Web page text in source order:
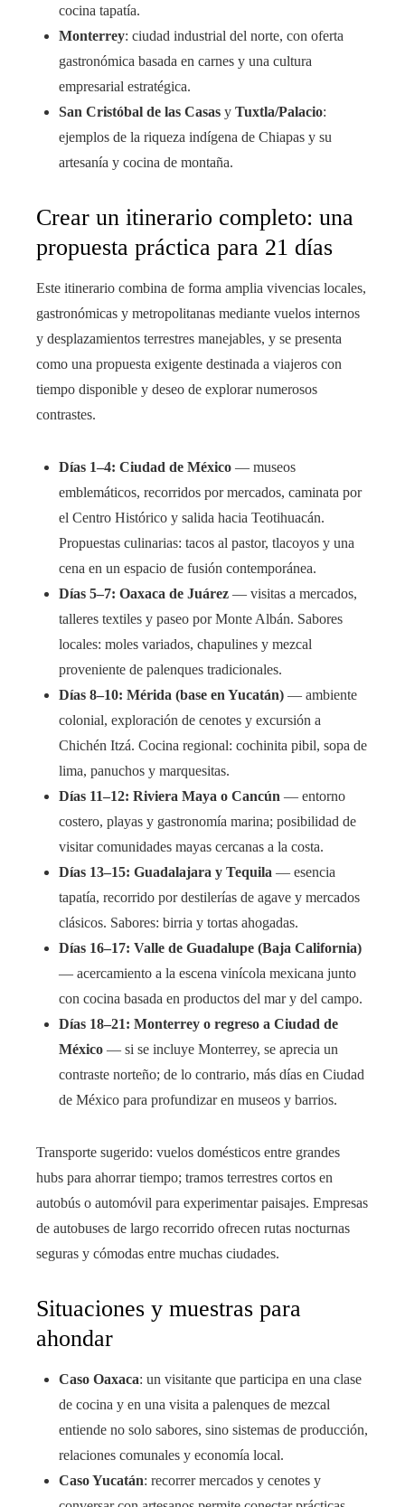
cocina tapatía.
Monterrey: ciudad industrial del norte, con oferta
gastronómica basada en carnes y una cultura
empresarial estratégica.
San Cristóbal de las Casas y Tuxtla/Palacio:
ejemplos de la riqueza indígena de Chiapas y su
artesanía y cocina de montaña.
Crear un itinerario completo: una
propuesta práctica para 21 días
Este itinerario combina de forma amplia vivencias locales,
gastronómicas y metropolitanas mediante vuelos internos
y desplazamientos terrestres manejables, y se presenta
como una propuesta exigente destinada a viajeros con
tiempo disponible y deseo de explorar numerosos
contrastes.
Días 1–4: Ciudad de México — museos
emblemáticos, recorridos por mercados, caminata por
el Centro Histórico y salida hacia Teotihuacán.
Propuestas culinarias: tacos al pastor, tlacoyos y una
cena en un espacio de fusión contemporánea.
Días 5–7: Oaxaca de Juárez — visitas a mercados,
talleres textiles y paseo por Monte Albán. Sabores
locales: moles variados, chapulines y mezcal
proveniente de palenques tradicionales.
Días 8–10: Mérida (base en Yucatán) — ambiente
colonial, exploración de cenotes y excursión a
Chichén Itzá. Cocina regional: cochinita pibil, sopa de
lima, panuchos y marquesitas.
Días 11–12: Riviera Maya o Cancún — entorno
costero, playas y gastronomía marina; posibilidad de
visitar comunidades mayas cercanas a la costa.
Días 13–15: Guadalajara y Tequila — esencia
tapatía, recorrido por destilerías de agave y mercados
clásicos. Sabores: birria y tortas ahogadas.
Días 16–17: Valle de Guadalupe (Baja California)
— acercamiento a la escena vinícola mexicana junto
con cocina basada en productos del mar y del campo.
Días 18–21: Monterrey o regreso a Ciudad de
México — si se incluye Monterrey, se aprecia un
contraste norteño; de lo contrario, más días en Ciudad
de México para profundizar en museos y barrios.
Transporte sugerido: vuelos domésticos entre grandes
hubs para ahorrar tiempo; tramos terrestres cortos en
autobús o automóvil para experimentar paisajes. Empresas
de autobuses de largo recorrido ofrecen rutas nocturnas
seguras y cómodas entre muchas ciudades.
Situaciones y muestras para
ahondar
Caso Oaxaca: un visitante que participa en una clase
de cocina y en una visita a palenques de mezcal
entiende no solo sabores, sino sistemas de producción,
relaciones comunales y economía local.
Caso Yucatán: recorrer mercados y cenotes y